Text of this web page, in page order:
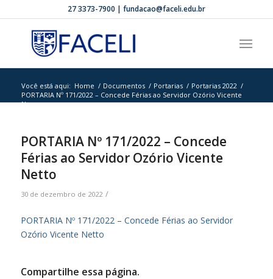
27 3373-7900 | fundacao@faceli.edu.br
Você está aqui: Home / Documentos / Portarias / Portarias 2022 /
PORTARIA Nº 171/2022 – Concede Férias ao Servidor Ozório Vicente
Ne...
PORTARIA Nº 171/2022 – Concede
Férias ao Servidor Ozório Vicente
Netto
30 de dezembro de 2022 /
PORTARIA Nº 171/2022 – Concede Férias ao Servidor
Ozório Vicente Netto
Compartilhe essa página.